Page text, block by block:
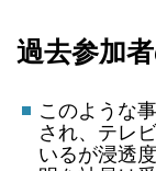
過去参加
このような
され、テレ
いるが浸透